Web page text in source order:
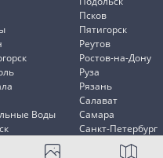
Воды
Псков
Пятигорск
Реутов
Ростов-на-Дону
Руза
Рязань
Салават
Самара
Санкт-Петербург